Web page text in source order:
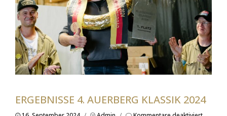
ERGEBNISSE 4. AUERBERG KLASSIK 2024